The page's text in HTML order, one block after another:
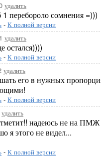
удалить
1 перебороло сомнения =)))
- К полной версии
удалить
остался))))
- К полной версии
удалить
его в нужных
- К полной версии
удалить
надеюсь не на ПМЖ
я этого не видел...
- К полной версии